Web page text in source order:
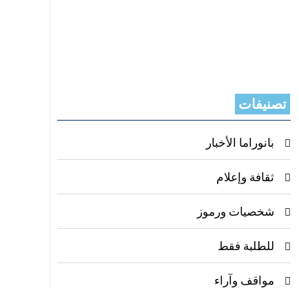
تصنيفات
بانوراما الأخبار
ثقافة وإعلام
شخصيات ورموز
للطلبة فقط
مواقف وآراء